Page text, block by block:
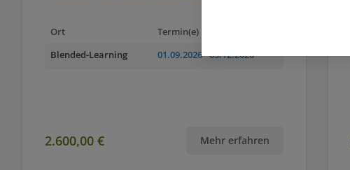
Ort
Termin(e)
Blended-Learning
01.09.2026- 03.12.2026
2.600,00 € Mehr erfahren